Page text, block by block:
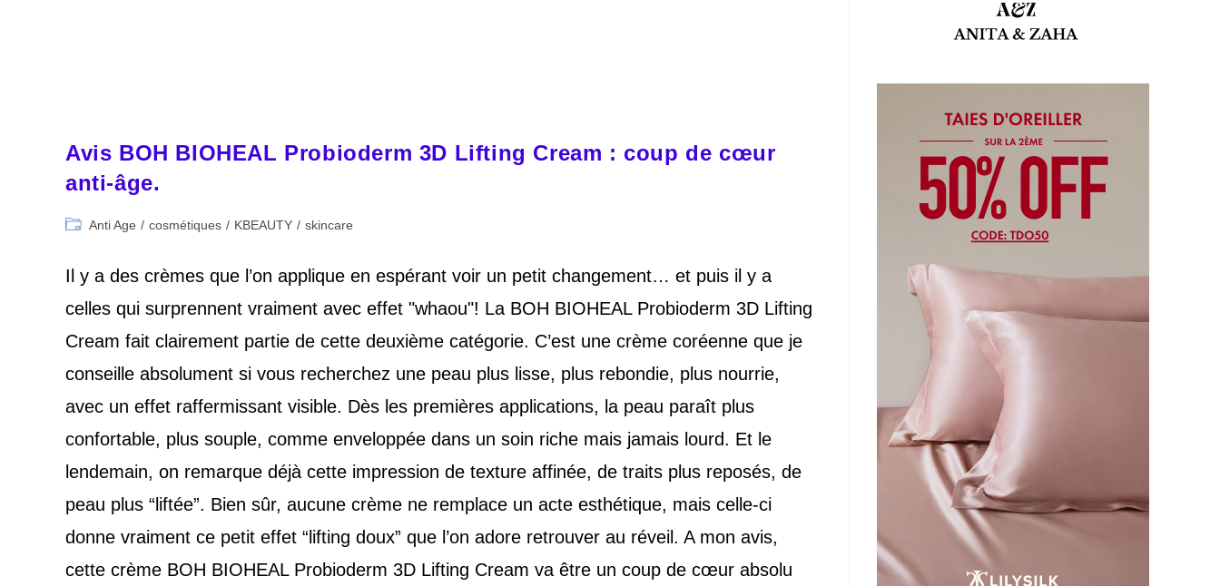
Avis BOH BIOHEAL Probioderm 3D Lifting Cream : coup de cœur
anti-âge.
Post Anti Age / cosmétiques / KBEAUTY / skincare
Il y a des crèmes que l’on applique en espérant voir un petit changement… et puis il y a
celles qui surprennent vraiment avec effet "whaou"! La BOH BIOHEAL Probioderm 3D Lifting
Cream fait clairement partie de cette deuxième catégorie. C’est une crème coréenne que je
conseille absolument si vous recherchez une peau plus lisse, plus rebondie, plus nourrie,
avec un effet raffermissant visible. Dès les premières applications, la peau paraît plus
confortable, plus souple, comme enveloppée dans un soin riche mais jamais lourd. Et le
lendemain, on remarque déjà cette impression de texture affinée, de traits plus reposés, de
peau plus “liftée”. Bien sûr, aucune crème ne remplace un acte esthétique, mais celle-ci
donne vraiment ce petit effet “lifting doux” que l’on adore retrouver au réveil. A mon avis,
cette crème BOH BIOHEAL Probioderm 3D Lifting Cream va être un coup de cœur absolu